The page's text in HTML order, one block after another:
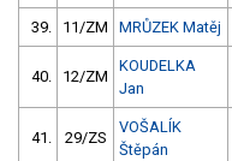
39. 11/ZM MRŮZEK Matěj
40. 12/ZM
KOUDELKA
Jan
41. 29/ZS
VOŠALÍK
Štěpán